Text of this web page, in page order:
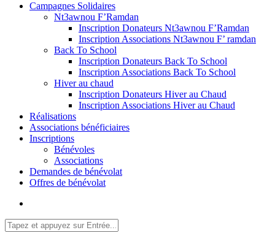
Campagnes Solidaires
Nt3awnou F’Ramdan
Inscription Donateurs Nt3awnou F’Ramdan
Inscription Associations Nt3awnou F’ ramdan
Back To School
Inscription Donateurs Back To School
Inscription Associations Back To School
Hiver au chaud
Inscription Donateurs Hiver au Chaud
Inscription Associations Hiver au Chaud
Réalisations
Associations bénéficiaires
Inscriptions
Bénévoles
Associations
Demandes de bénévolat
Offres de bénévolat